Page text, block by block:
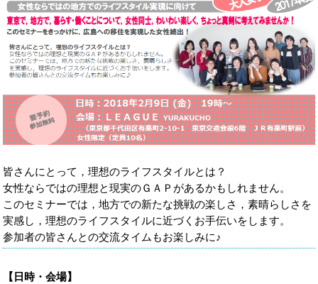
皆さんにとって，理想のライフスタイルとは？
女性ならではの理想と現実のＧＡＰがあるかもしれません。
このセミナーでは，地方での新たな挑戦の楽しさ，素晴らしさを
実感し，理想のライフスタイルに近づくお手伝いをします。
参加者の皆さんとの交流タイムもお楽しみに♪
【日時・会場】